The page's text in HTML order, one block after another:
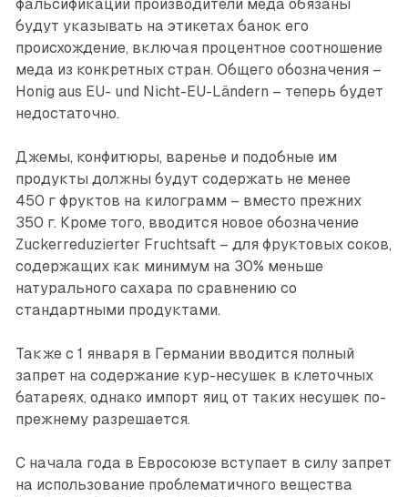
фальсификаций производители меда обязаны
будут указывать на этикетах банок его
происхождение, включая процентное соотношение
меда из конкретных стран. Общего обозначения –
Honig aus EU- und Nicht-EU-Ländern – теперь будет
недостаточно.
Джемы, конфитюры, варенье и подобные им
продукты должны будут содержать не менее
450 г фруктов на килограмм – вместо прежних
350 г. Кроме того, вводится новое обозначение
Zuckerreduzierter Fruchtsaft – для фруктовых соков,
содержащих как минимум на 30% меньше
натурального сахара по сравнению со
стандартными продуктами.
Также с 1 января в Германии вводится полный
запрет на содержание кур-несушек в клеточных
батареях, однако импорт яиц от таких несушек по-
прежнему разрешается.
С начала года в Евросоюзе вступает в силу запрет
на использование проблематичного вещества